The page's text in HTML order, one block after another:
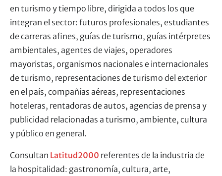
en turismo y tiempo libre, dirigida a todos los que
integran el sector: futuros profesionales, estudiantes
de carreras afines, guías de turismo, guías intérpretes
ambientales, agentes de viajes, operadores
mayoristas, organismos nacionales e internacionales
de turismo, representaciones de turismo del exterior
en el país, compañías aéreas, representaciones
hoteleras, rentadoras de autos, agencias de prensa y
publicidad relacionadas a turismo, ambiente, cultura
y público en general.
Consultan Latitud2000 referentes de la industria de
la hospitalidad: gastronomía, cultura, arte,